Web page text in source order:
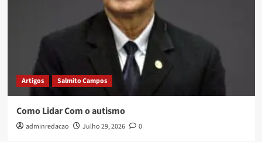
Artigos Salmito Campos
Como Lidar Com o autismo
adminredacao Julho 29, 2026 0